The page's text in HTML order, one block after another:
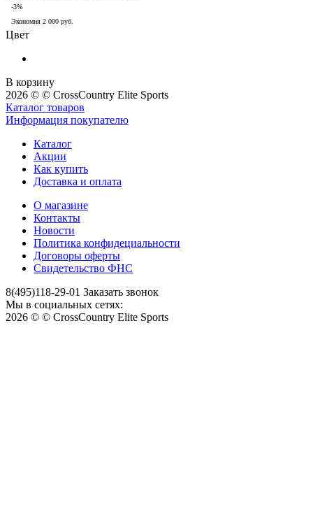
-3%
Экономия 2 000 руб.
Цвет
В корзину
2026 © © CrossCountry Elite Sports
Каталог товаров
Информация покупателю
Каталог
Акции
Как купить
Доставка и оплата
О магазине
Контакты
Новости
Политика конфидециальности
Договоры оферты
Свидетельство ФНС
8(495)118-29-01 Заказать звонок
Мы в социальных сетях:
2026 © © CrossCountry Elite Sports